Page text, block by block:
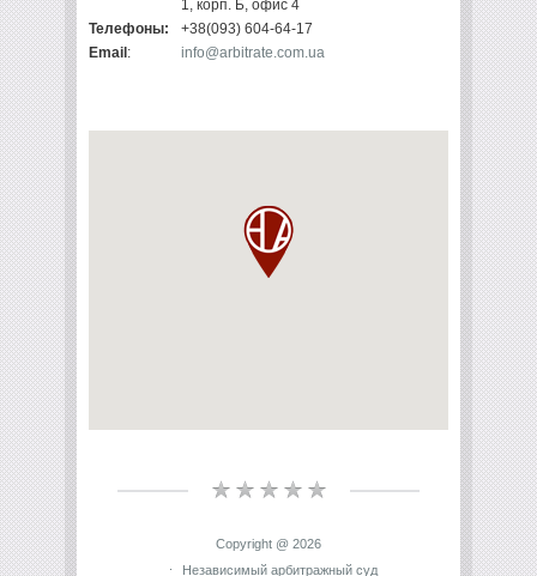
1, корп. Б, офис 4
Телефоны:
+38(093) 604-64-17
Email : info@arbitrate.com.ua
Copyright @ 2026
Независимый арбитражный суд